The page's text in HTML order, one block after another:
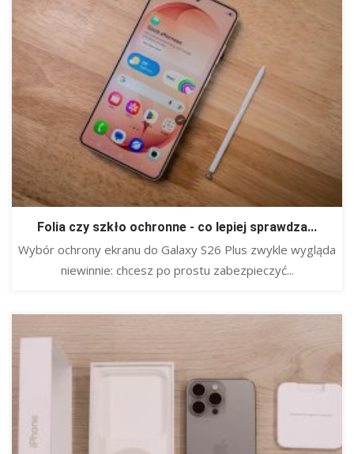
Folia czy szkło ochronne - co lepiej sprawdza...
Wybór ochrony ekranu do Galaxy S26 Plus zwykle wygląda
niewinnie: chcesz po prostu zabezpieczyć...